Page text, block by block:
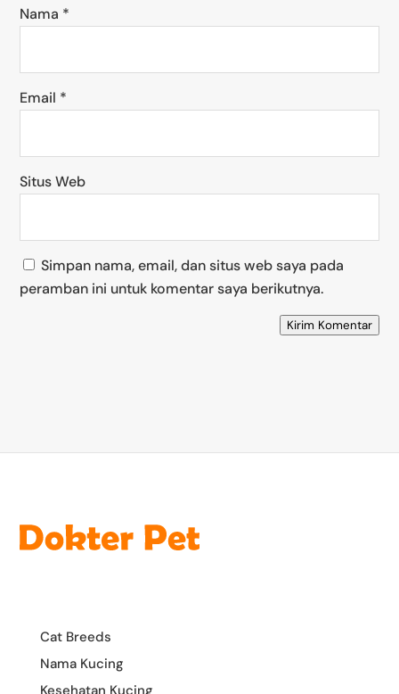
Nama *
Email *
Situs Web
Simpan nama, email, dan situs web saya pada
peramban ini untuk komentar saya berikutnya.
Kirim Komentar
Cat Breeds
Nama Kucing
Kesehatan Kucing